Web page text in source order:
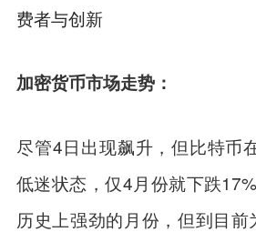
费者与创新
加密货币市场走势：
尽管4日出现飙升，但比特币
低迷状态，仅4月份就下跌
历史上强劲的月份，但到目